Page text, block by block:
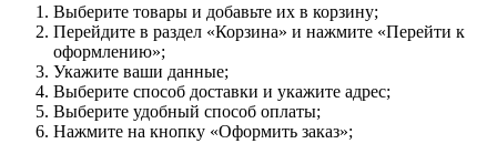
Выберите товары и добавьте их в корзину;
Перейдите в раздел «Корзина» и нажмите «Перейти к
оформлению»;
Укажите ваши данные;
Выберите способ доставки и укажите адрес;
Выберите удобный способ оплаты;
Нажмите на кнопку «Оформить заказ»;